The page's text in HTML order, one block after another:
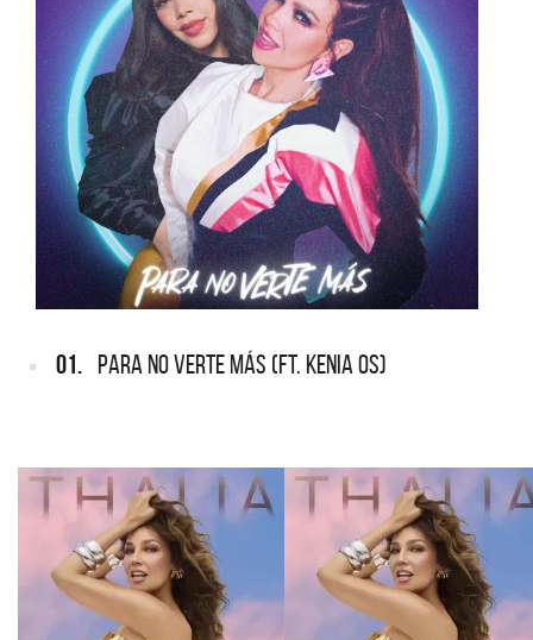
01. PARA NO VERTE MÁS (FT. KENIA OS)